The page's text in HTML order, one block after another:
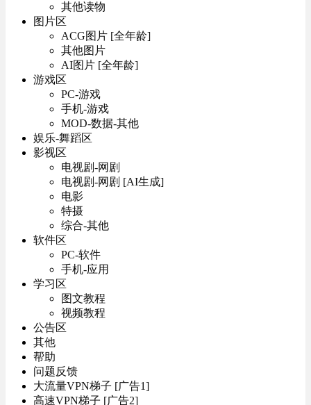
其他读物
图片区
ACG图片 [全年龄]
其他图片
AI图片 [全年龄]
游戏区
PC-游戏
手机-游戏
MOD-数据-其他
娱乐-舞蹈区
影视区
电视剧-网剧
电视剧-网剧 [AI生成]
电影
特摄
综合-其他
软件区
PC-软件
手机-应用
学习区
图文教程
视频教程
公告区
其他
帮助
问题反馈
大流量VPN梯子 [广告1]
高速VPN梯子 [广告2]